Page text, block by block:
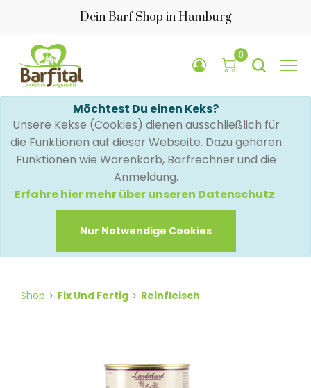
Dein Barf Shop in Hamburg
0
Möchtest Du einen Keks?
Unsere Kekse (Cookies) dienen ausschließlich für
die Funktionen auf dieser Webseite. Dazu gehören
Funktionen wie Warenkorb, Barfrechner und die
Anmeldung.
Erfahre hier mehr über unseren Datenschutz.
Nur Notwendige Cookies
Shop Fix Und Fertig Reinfleisch